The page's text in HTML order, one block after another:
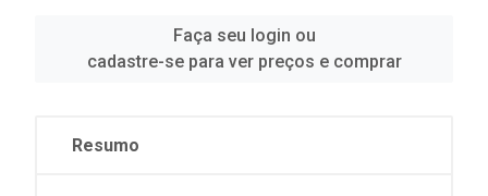
Faça seu login ou
cadastre-se para ver preços e comprar
Resumo